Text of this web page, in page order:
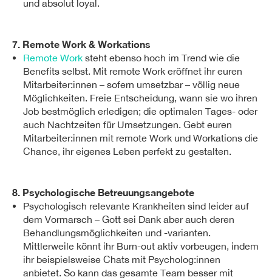
und absolut loyal.
7. Remote Work & Workations
Remote Work steht ebenso hoch im Trend wie die
Benefits selbst. Mit remote Work eröffnet ihr euren
Mitarbeiter:innen – sofern umsetzbar – völlig neue
Möglichkeiten. Freie Entscheidung, wann sie wo ihren
Job bestmöglich erledigen; die optimalen Tages- oder
auch Nachtzeiten für Umsetzungen. Gebt euren
Mitarbeiter:innen mit remote Work und Workations die
Chance, ihr eigenes Leben perfekt zu gestalten.
8. Psychologische Betreuungsangebote
Psychologisch relevante Krankheiten sind leider auf
dem Vormarsch – Gott sei Dank aber auch deren
Behandlungsmöglichkeiten und -varianten.
Mittlerweile könnt ihr Burn-out aktiv vorbeugen, indem
ihr beispielsweise Chats mit Psycholog:innen
anbietet. So kann das gesamte Team besser mit